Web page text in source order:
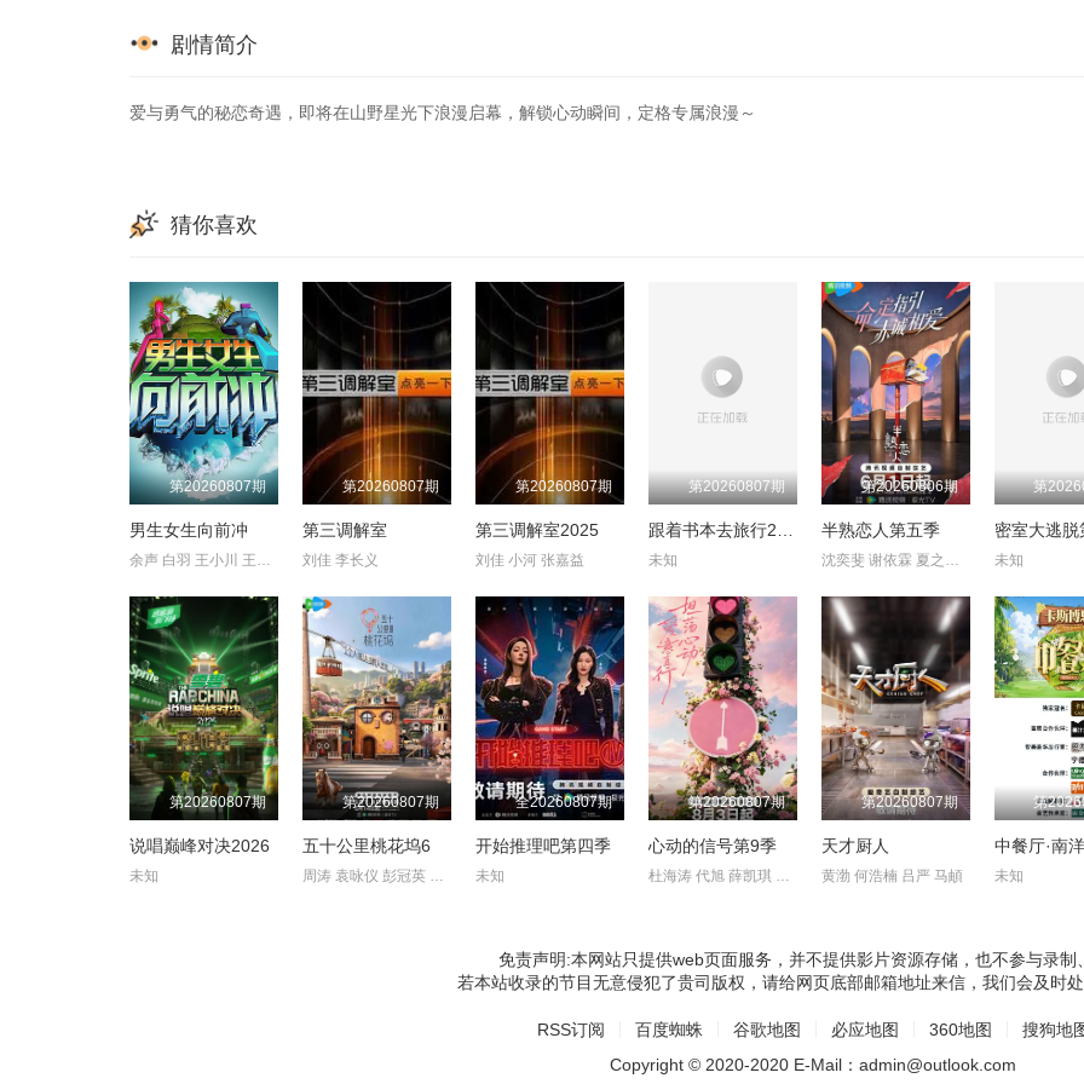
剧情简介
爱与勇气的秘恋奇遇，即将在山野星光下浪漫启幕，解锁心动瞬间，定格专属浪漫～
猜你喜欢
第20260807期
男生女生向前冲
余声 白羽 王小川 王乐乐 宋秋熠 张亚群
第20260807期
第三调解室
刘佳 李长义
第20260807期
第三调解室2025
刘佳 小河 张嘉益
第20260807期
跟着书本去旅行2024
未知
第20260806期
半熟恋人第五季
沈奕斐 谢依霖 夏之光 张纯烨 董璇
第
密室大逃脱
未知
第20260807期
说唱巅峰对决2026
未知
第20260807期
五十公里桃花坞6
全20260807期
开始推理吧第四季
未知
第20260807期
心动的信号第9季
第20260807期
天才厨人
黄渤 何浩楠 吕严 马頔
第
中餐厅·南
未知
免责声明:本网站只提供web页面服务，并不提供影片资源存储，也不参与录制
若本站收录的节目无意侵犯了贵司版权，请给网页底部邮箱地址来信，我们会及时处
RSS订阅 百度蜘蛛 谷歌地图 必应地图 360地图
搜狗地
Copyright © 2020-2020 E-Mail：admin@outlook.com